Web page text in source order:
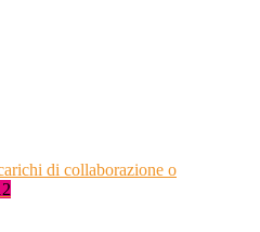
di collaborazione o